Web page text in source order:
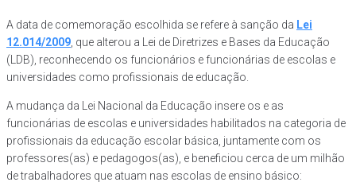
A data de comemoração escolhida se refere à sanção da Lei
12.014/2009 , que alterou a Lei de Diretrizes e Bases da Educação
(LDB), reconhecendo os funcionários e funcionárias de escolas e
universidades como profissionais de educação.
A mudança da Lei Nacional da Educação insere os e as
funcionárias de escolas e universidades habilitados na categoria de
profissionais da educação escolar básica, juntamente com os
professores(as) e pedagogos(as), e beneficiou cerca de um milhão
de trabalhadores que atuam nas escolas de ensino básico: